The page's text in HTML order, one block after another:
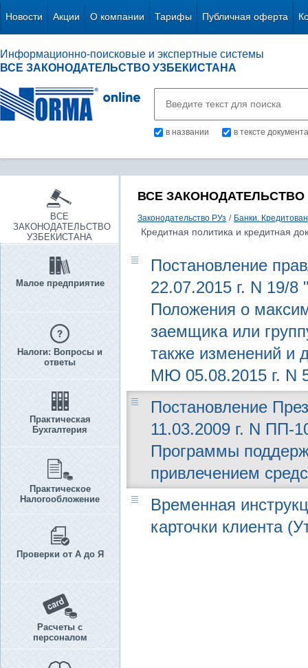
Новости Акции О компании Тарифы Публичная оферта
Информационно-поисковые и экспертные системы
ВСЕ ЗАКОНОДАТЕЛЬСТВО УЗБЕКИСТАНА
в названии в тексте документа
ВСЕ
ЗАКОНОДАТЕЛЬСТВО
УЗБЕКИСТАНА
Малое предприятие
Налоги: Вопросы и
ответы
Практическая
Бухгалтерия
Практическое
Налогообложение
Проверки от А до Я
Расчеты с
персоналом
ВСЕ ЗАКОНОДАТЕЛЬСТВО
Законодательство РУз / Банки.
Кредитная политика и кредитная
Постановление
22.07.2015 г. N 19/
Положения о
заемщика или
также изменений и
МЮ 05.08.2015 г. N
Постановление
11.03.2009 г. N ПП-
Программы
привлечением
Временная
карточки клиента